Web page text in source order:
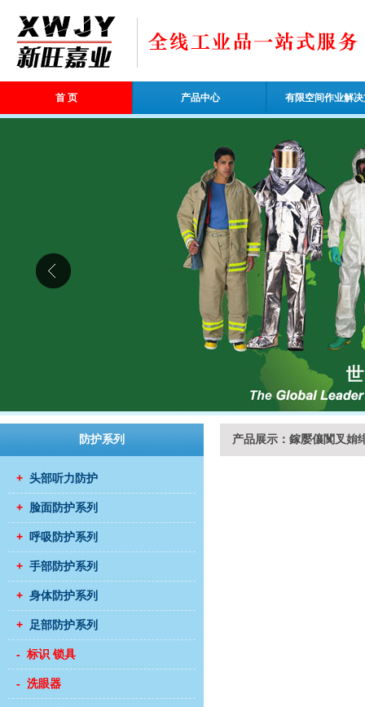
首 页 产品中心 有限空间作业解
防护系列
+ 头部听力防护
+ 脸面防护系列
+ 呼吸防护系列
+ 手部防护系列
+ 身体防护系列
+ 足部防护系列
- 标识 锁具
- 洗眼器
产品展示：鎵嬮儴闃叉姢